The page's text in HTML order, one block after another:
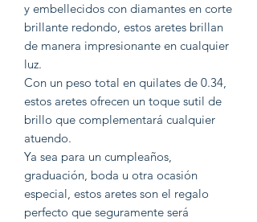
y embellecidos con diamantes en corte
brillante redondo, estos aretes brillan
de manera impresionante en cualquier
luz.
Con un peso total en quilates de 0.34,
estos aretes ofrecen un toque sutil de
brillo que complementará cualquier
atuendo.
Ya sea para un cumpleaños,
graduación, boda u otra ocasión
especial, estos aretes son el regalo
perfecto que seguramente será